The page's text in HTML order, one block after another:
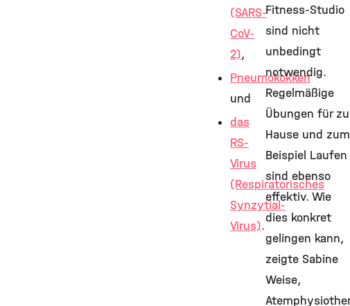
(SARS-
CoV-
2),
Pneumokokken
und
das
RS-
Virus
(Respiratorisches
Synzytial-
Virus).
Fitness-Studio
sind nicht
unbedingt
notwendig.
Regelmäßige
Übungen für zu
Hause und zum
Beispiel Laufen
sind ebenso
effektiv. Wie
dies konkret
gelingen kann,
zeigte Sabine
Weise,